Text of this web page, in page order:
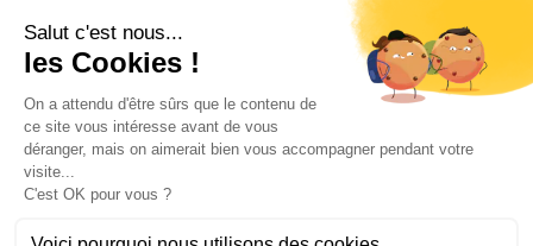
NOUS CONTACTER